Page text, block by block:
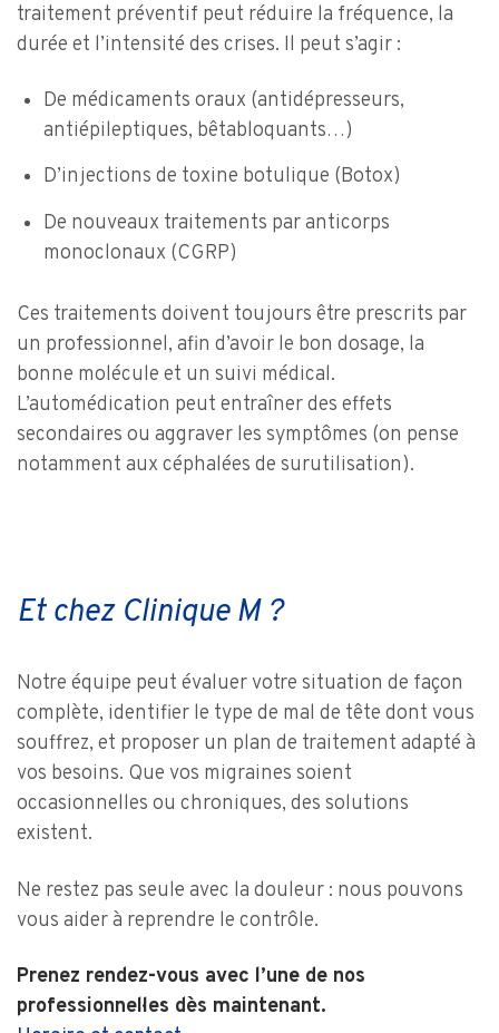
traitement préventif peut réduire la fréquence, la
durée et l’intensité des crises. Il peut s’agir :
De médicaments oraux (antidépresseurs,
antiépileptiques, bêtabloquants…)
D’injections de toxine botulique (Botox)
De nouveaux traitements par anticorps
monoclonaux (CGRP)
Ces traitements doivent toujours être prescrits par
un professionnel, afin d’avoir le bon dosage, la
bonne molécule et un suivi médical.
L’automédication peut entraîner des effets
secondaires ou aggraver les symptômes (on pense
notamment aux céphalées de surutilisation).
Et chez Clinique M ?
Notre équipe peut évaluer votre situation de façon
complète, identifier le type de mal de tête dont vous
souffrez, et proposer un plan de traitement adapté à
vos besoins. Que vos migraines soient
occasionnelles ou chroniques, des solutions
existent.
Ne restez pas seul·e avec la douleur : nous pouvons
vous aider à reprendre le contrôle.
Prenez rendez-vous avec l’un·e de nos
professionnel·le·s dès maintenant.